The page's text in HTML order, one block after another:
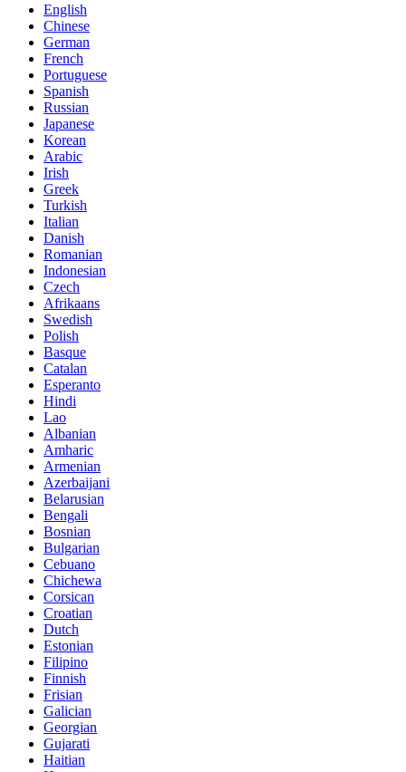
English
Chinese
German
French
Portuguese
Spanish
Russian
Japanese
Korean
Arabic
Irish
Greek
Turkish
Italian
Danish
Romanian
Indonesian
Czech
Afrikaans
Swedish
Polish
Basque
Catalan
Esperanto
Hindi
Lao
Albanian
Amharic
Armenian
Azerbaijani
Belarusian
Bengali
Bosnian
Bulgarian
Cebuano
Chichewa
Corsican
Croatian
Dutch
Estonian
Filipino
Finnish
Frisian
Galician
Georgian
Gujarati
Haitian